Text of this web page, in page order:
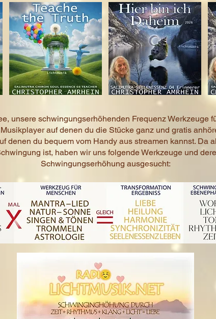
unsere schwingungserhöhenden Frequenz Werkzeuge
auf denen du die Stücke ganz und gratis
denen du bequem vom Handy aus streamen kannst. Da
ist, haben wir uns folgende Werkzeuge und
Schwingungserhöhung ausgesucht: